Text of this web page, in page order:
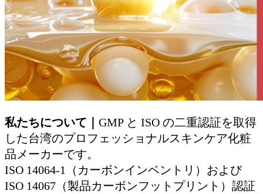
私たちについて｜ GMP と ISO の二重認証を取得
した台湾のプロフェッショナルスキンケア化粧
品メーカーです。
ISO 14064-1（カーボンインベントリ）および
ISO 14067（製品カーボンフットプリント）認証